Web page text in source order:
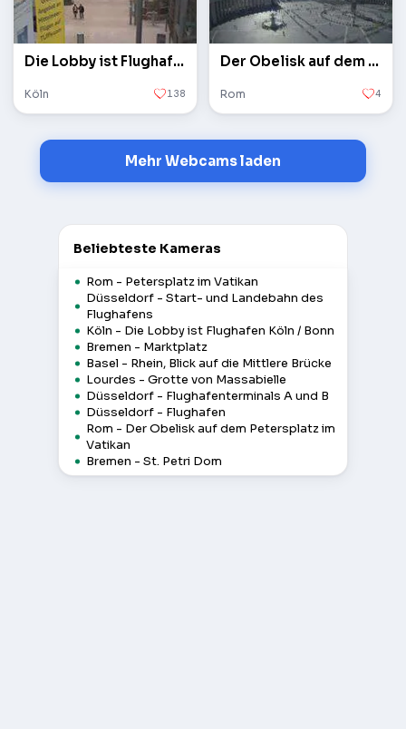
Die Lobby ist Flughafen Köln / Bonn
Köln 138
Der Obelisk auf dem Petersplatz im Vatikan
Rom 4
Mehr Webcams laden
Beliebteste Kameras
Rom - Petersplatz im Vatikan
Düsseldorf - Start- und Landebahn des
Flughafens
Köln - Die Lobby ist Flughafen Köln / Bonn
Bremen - Marktplatz
Basel - Rhein, Blick auf die Mittlere Brücke
Lourdes - Grotte von Massabielle
Düsseldorf - Flughafenterminals A und B
Düsseldorf - Flughafen
Rom - Der Obelisk auf dem Petersplatz im
Vatikan
Bremen - St. Petri Dom